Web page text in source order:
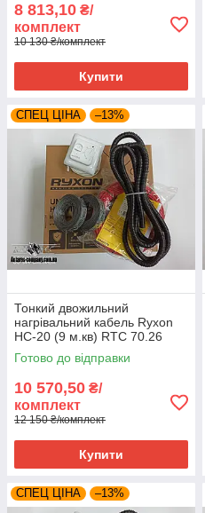
8 813,10 ₴/
комплект
10 130 ₴/комплект
Купити
СПЕЦ ЦІНА –13%
Тонкий двожильний
нагрівальний кабель Ryxon
HC-20 (9 м.кв) RTC 70.26
Готово до відправки
10 570,50 ₴/
комплект
12 150 ₴/комплект
Купити
СПЕЦ ЦІНА –13%